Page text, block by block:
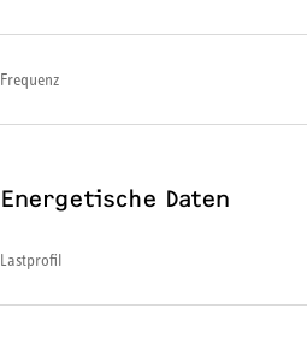
Frequenz
Energetische Daten
Lastprofil